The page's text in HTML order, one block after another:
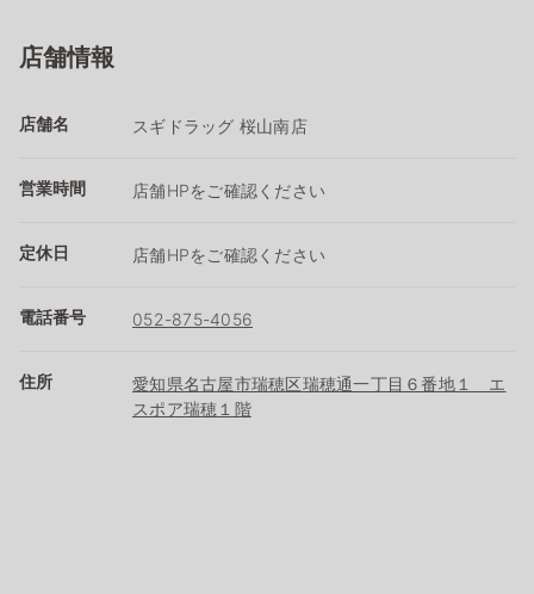
店舗情報
店舗名 スギドラッグ 桜山南店
営業時間 店舗HPをご確認ください
定休日 店舗HPをご確認ください
電話番号 052-875-4056
住所
愛知県名古屋市瑞穂区瑞穂通一丁目６番地１ エ
スポア瑞穂１階